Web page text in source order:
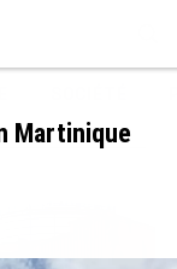
Martinique